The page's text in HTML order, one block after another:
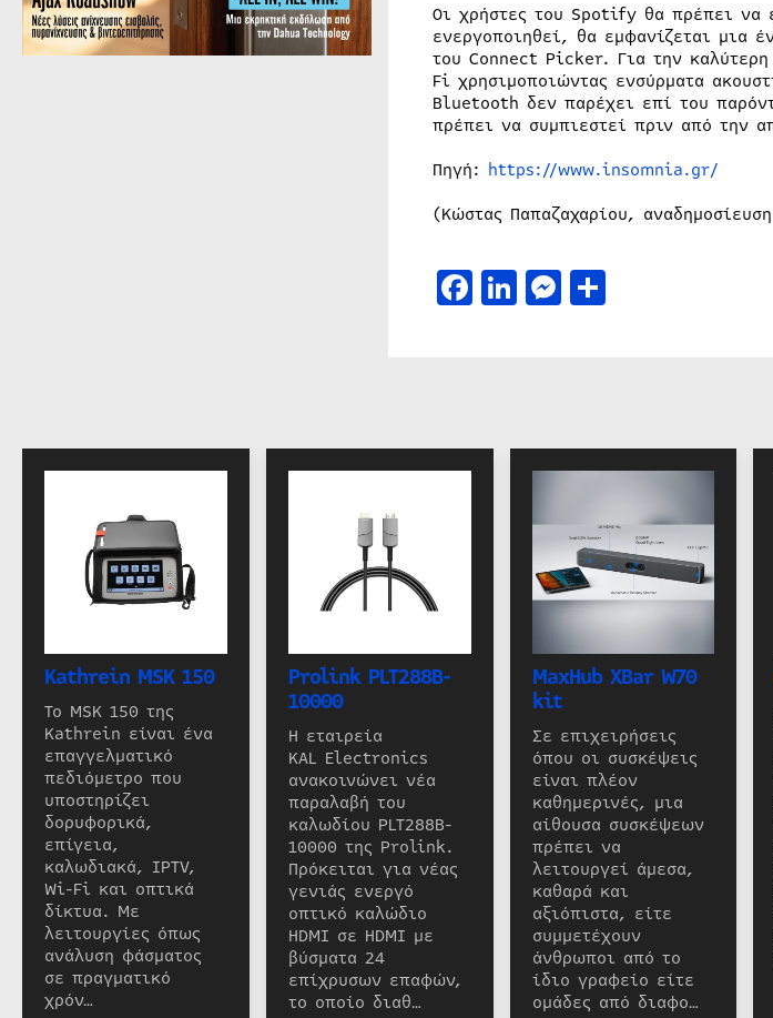
Οι χρήστες του Spotify θα πρέπει να
ενεργοποιηθεί, θα εμφανίζεται μια
του Connect Picker. Για την
Fi χρησιμοποιώντας ενσύρματα
Bluetooth δεν παρέχει επί του
πρέπει να συμπιεστεί πριν από την
Πηγή: https://www.insomnia.gr/
(Κώστας Παπαζαχαρίου,
Facebook
LinkedIn
Messenger
Kathrein MSK 150
Το MSK 150 της
Kathrein είναι ένα
επαγγελματικό
πεδιόμετρο που
υποστηρίζει
δορυφορικά,
επίγεια,
καλωδιακά, IPTV,
Wi-Fi και οπτικά
δίκτυα. Με
λειτουργίες όπως
ανάλυση φάσματος
σε πραγματικό
χρόν…
Prolink PLT288B-
10000
Η εταιρεία
KAL Electronics
ανακοινώνει νέα
παραλαβή του
καλωδίου PLT288B-
10000 της Prolink.
Πρόκειται για νέας
γενιάς ενεργό
οπτικό καλώδιο
HDMI σε HDMI με
βύσματα 24
επίχρυσων επαφών,
το οποίο διαθ…
MaxHub XBar W70
kit
Σε επιχειρήσεις
όπου οι συσκέψεις
είναι πλέον
καθημερινές, μια
αίθουσα συσκέψεων
πρέπει να
λειτουργεί άμεσα,
καθαρά και
αξιόπιστα, είτε
συμμετέχουν
άνθρωποι από το
ίδιο γραφείο είτε
ομάδες από διαφο…